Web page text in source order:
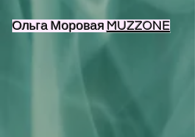
Ольга Моровая​​ MUZZONE